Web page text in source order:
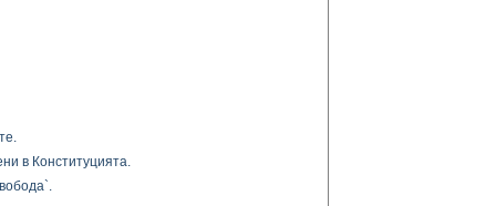
в Конституцията.